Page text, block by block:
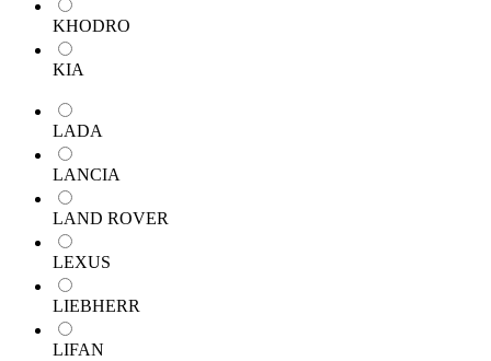
KHODRO
KIA
LADA
LANCIA
LAND ROVER
LEXUS
LIEBHERR
LIFAN